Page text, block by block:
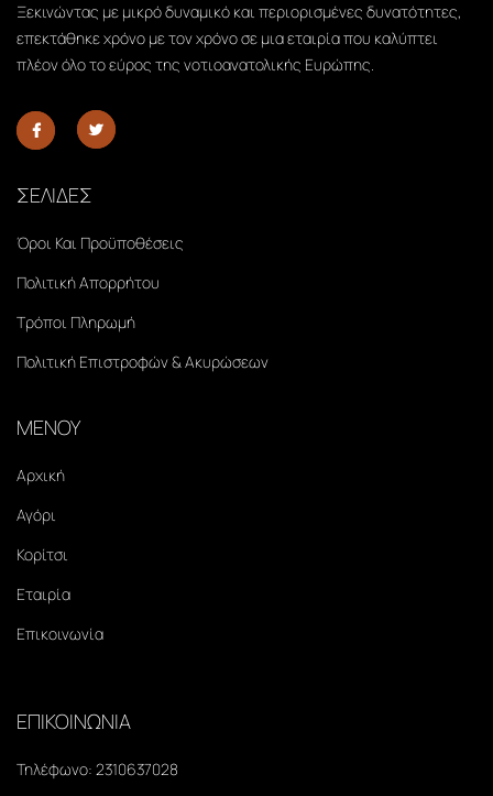
Ξεκινώντας με μικρό δυναμικό και περιορισμένες δυνατότητες,
επεκτάθηκε χρόνο με τον χρόνο σε μια εταιρία που καλύπτει
πλέον όλο το εύρος της νοτιοανατολικής Ευρώπης.
ΣΕΛΙΔΕΣ
Όροι Και Προϋποθέσεις
Πολιτική Απορρήτου
Τρόποι Πληρωμή
Πολιτική Επιστροφών & Ακυρώσεων
ΜΕΝΟΥ
Αρχική
Αγόρι
Κορίτσι
Εταιρία
Επικοινωνία
ΕΠΙΚΟΙΝΩΝΙΑ
Τηλέφωνο: 2310637028